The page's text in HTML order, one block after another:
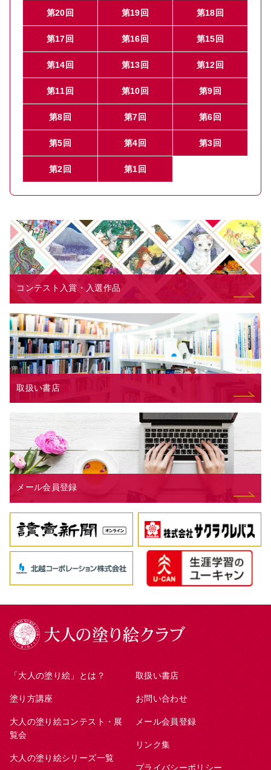
第20回 第19回 第18回
第17回 第16回 第15回
第14回 第13回 第12回
第11回 第10回 第9回
第8回 第7回 第6回
第5回 第4回 第3回
第2回 第1回
コンテスト入賞・入選作品
取扱い書店
メール会員登録
「大人の塗り絵」とは？
塗り方講座
大人の塗り絵コンテスト・展
覧会
大人の塗り絵シリーズ一覧
取扱い書店
お問い合わせ
メール会員登録
リンク集
プライバシーポリシー